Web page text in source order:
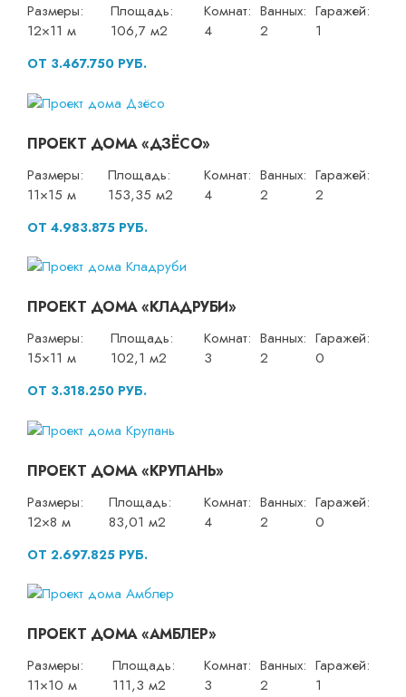
Размеры:
12×11 м
Площадь:
106,7 м2
Комнат:
4
Ванных:
2
Гаражей:
1
ОТ 3.467.750 РУБ.
ПРОЕКТ ДОМА «ДЗЁСО»
Размеры:
11×15 м
Площадь:
153,35 м2
Комнат:
4
Ванных:
2
Гаражей:
2
ОТ 4.983.875 РУБ.
ПРОЕКТ ДОМА «КЛАДРУБИ»
Размеры:
15×11 м
Площадь:
102,1 м2
Комнат:
3
Ванных:
2
Гаражей:
0
ОТ 3.318.250 РУБ.
ПРОЕКТ ДОМА «КРУПАНЬ»
Размеры:
12×8 м
Площадь:
83,01 м2
Комнат:
4
Ванных:
2
Гаражей:
0
ОТ 2.697.825 РУБ.
ПРОЕКТ ДОМА «АМБЛЕР»
Размеры:
11×10 м
Площадь:
111,3 м2
Комнат:
3
Ванных:
2
Гаражей:
1